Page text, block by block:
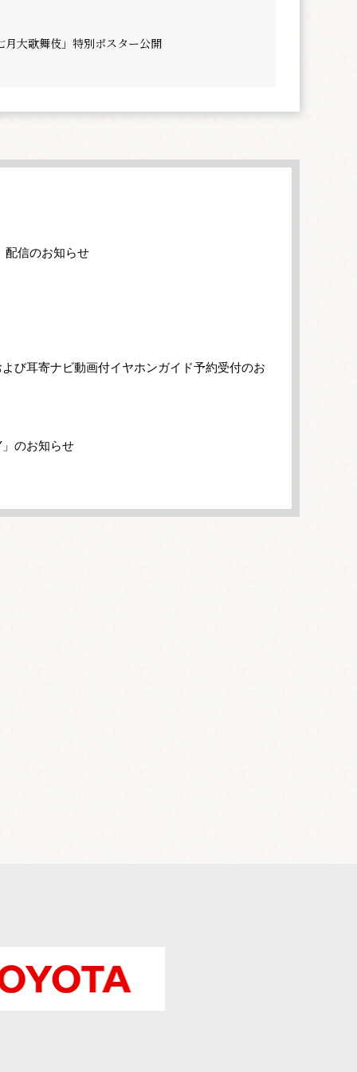
月大歌舞伎」特別ポスター公開
配信のお知らせ
び耳寄ナビ動画付イヤホンガイド予約受付のお
のお知らせ